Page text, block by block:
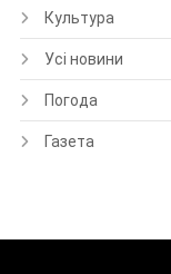
Культура
Усі новини
Погода
Газета